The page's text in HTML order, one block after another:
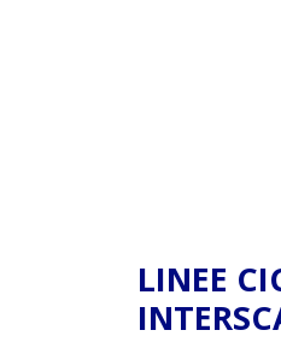
LINEE